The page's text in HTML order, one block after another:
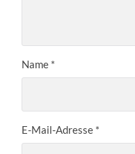
Name *
E-Mail-Adresse *